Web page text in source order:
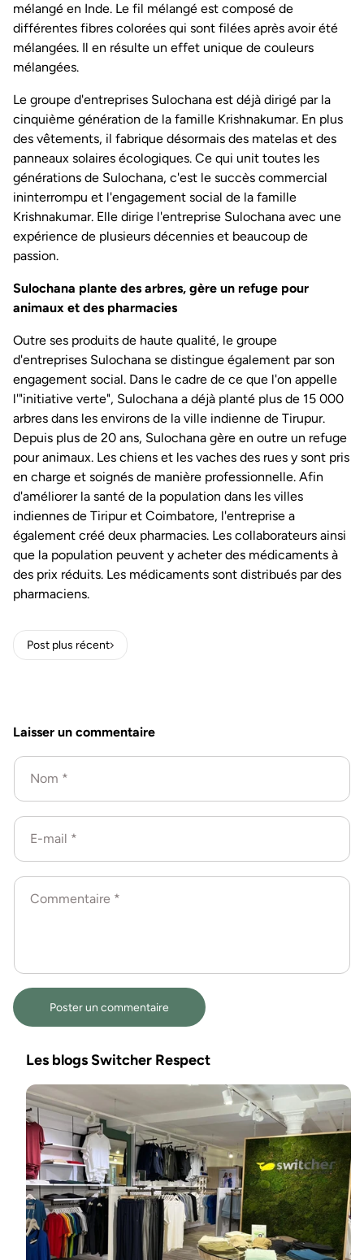
mélangé en Inde. Le fil mélangé est composé de
différentes fibres colorées qui sont filées après avoir été
mélangées. Il en résulte un effet unique de couleurs
mélangées.
Le groupe d'entreprises Sulochana est déjà dirigé par la
cinquième génération de la famille Krishnakumar. En plus
des vêtements, il fabrique désormais des matelas et des
panneaux solaires écologiques. Ce qui unit toutes les
générations de Sulochana, c'est le succès commercial
ininterrompu et l'engagement social de la famille
Krishnakumar. Elle dirige l'entreprise Sulochana avec une
expérience de plusieurs décennies et beaucoup de
passion.
Sulochana plante des arbres, gère un refuge pour
animaux et des pharmacies
Outre ses produits de haute qualité, le groupe
d'entreprises Sulochana se distingue également par son
engagement social. Dans le cadre de ce que l'on appelle
l'"initiative verte", Sulochana a déjà planté plus de 15 000
arbres dans les environs de la ville indienne de Tirupur.
Depuis plus de 20 ans, Sulochana gère en outre un refuge
pour animaux. Les chiens et les vaches des rues y sont pris
en charge et soignés de manière professionnelle. Afin
d'améliorer la santé de la population dans les villes
indiennes de Tiripur et Coimbatore, l'entreprise a
également créé deux pharmacies. Les collaborateurs ainsi
que la population peuvent y acheter des médicaments à
des prix réduits. Les médicaments sont distribués par des
pharmaciens.
Post plus récent
Laisser un commentaire
Nom *
E-mail *
Commentaire *
Les blogs Switcher Respect